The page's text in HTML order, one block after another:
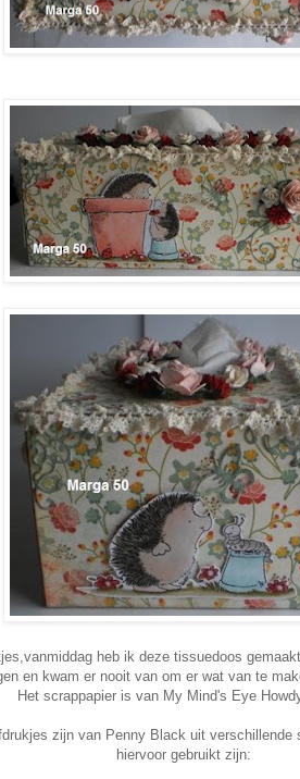
heb ik deze tissuedoos
en kwam er nooit van om er wat van te
Het scrappapier is van My Mind's Eye
zijn van Penny Black uit verschillende
hiervoor gebruikt zijn: